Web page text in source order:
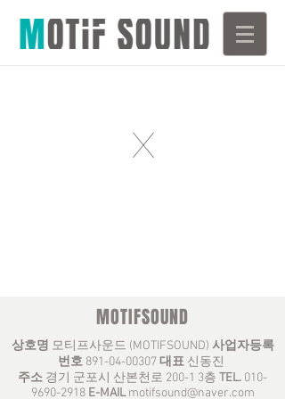
X
MOTIFSOUND
상호명 모티프사운드 (MOTIFSOUND) 사업자등록
번호 891-04-00307대표 신동진
주소 경기 군포시 산본천로 200-1 3층 TEL. 010-
9690-2918 E-MAIL motifsound@naver.com